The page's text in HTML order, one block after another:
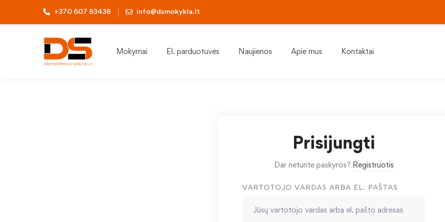
+370 607 83438 info@dsmokykla.lt
Mokymai El. parduotuvės Naujienos Apie mus Kontaktai
Prisijungti
Dar neturite paskyros? Registruotis
VARTOTOJO VARDAS ARBA EL. PAŠTAS